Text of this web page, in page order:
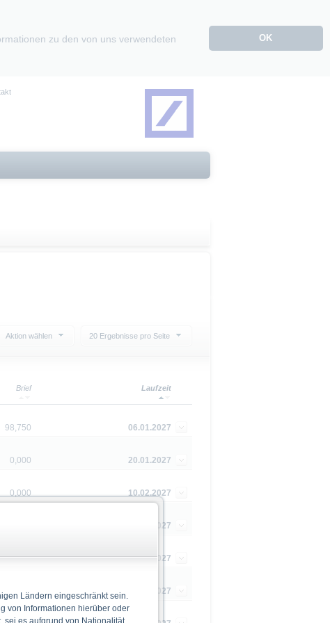
zu den von uns verwendeten
OK
Aktion wählen 20 Ergebnisse pro Seite
Brief Laufzeit
98,750
06.01.2027
0,000
20.01.2027
0,000
10.02.2027
10.02.2027
0,000
24.02.2027
0,000
01.04.2027
Ländern eingeschränkt sein.
von Informationen hierüber oder
es aufgrund von Nationalität,